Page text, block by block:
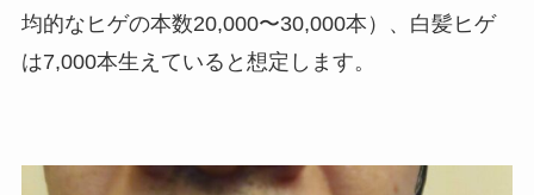
均的なヒゲの本数20,000〜30,000本）、白髪ヒゲ
は7,000本生えていると想定します。